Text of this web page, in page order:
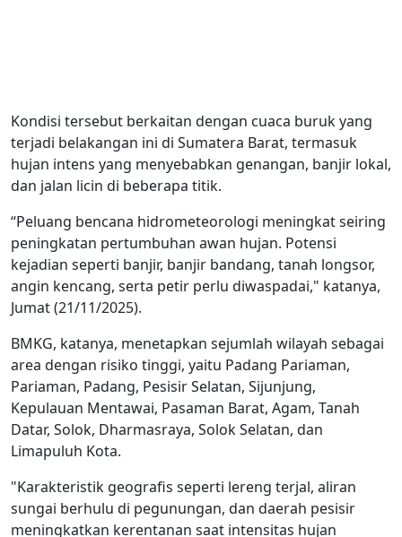
Kondisi tersebut berkaitan dengan cuaca buruk yang
terjadi belakangan ini di Sumatera Barat, termasuk
hujan intens yang menyebabkan genangan, banjir lokal,
dan jalan licin di beberapa titik.
“Peluang bencana hidrometeorologi meningkat seiring
peningkatan pertumbuhan awan hujan. Potensi
kejadian seperti banjir, banjir bandang, tanah longsor,
angin kencang, serta petir perlu diwaspadai," katanya,
Jumat (21/11/2025).
BMKG, katanya, menetapkan sejumlah wilayah sebagai
area dengan risiko tinggi, yaitu Padang Pariaman,
Pariaman, Padang, Pesisir Selatan, Sijunjung,
Kepulauan Mentawai, Pasaman Barat, Agam, Tanah
Datar, Solok, Dharmasraya, Solok Selatan, dan
Limapuluh Kota.
"Karakteristik geografis seperti lereng terjal, aliran
sungai berhulu di pegunungan, dan daerah pesisir
meningkatkan kerentanan saat intensitas hujan